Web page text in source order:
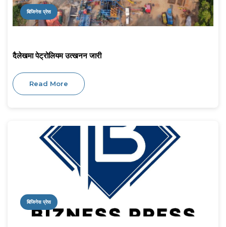
बिजिनेस प्रेस
दैलेखमा पेट्रोलियम उत्खनन जारी
Read More
बिजिनेस प्रेस